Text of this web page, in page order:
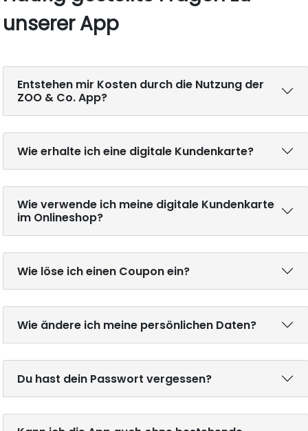
unserer App
Entstehen mir Kosten durch die Nutzung der
ZOO & Co. App?
Wie erhalte ich eine digitale Kundenkarte?
Wie verwende ich meine digitale Kundenkarte
im Onlineshop?
Wie löse ich einen Coupon ein?
Wie ändere ich meine persönlichen Daten?
Du hast dein Passwort vergessen?